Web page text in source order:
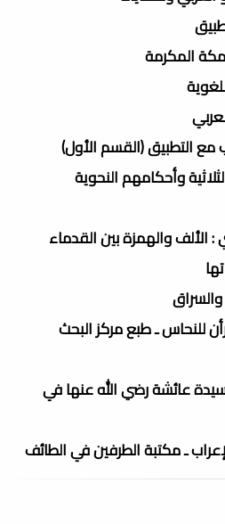
المكرمة
مع التطبيق (القسم الأول)
وأحكامهم النحوية
والهمزة بين القدماء
للنحاس ـ طبع مركز البحث
عائشة رضي الله عنها في
ـ مكتبة الطرفين في الطائف